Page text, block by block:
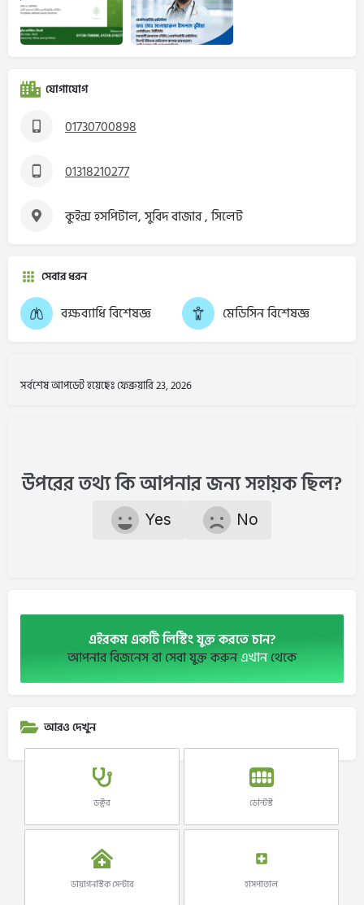
যোগাযোগ
01730700898
01318210277
কুইন্স হসপিটাল, সুবিদ বাজার , সিলেট
সেবার ধরন
বক্ষব্যাধি বিশেষজ্ঞ মেডিসিন বিশেষজ্ঞ
সর্বশেষ আপডেট হয়েছেঃ ফেব্রুয়ারি 23, 2026
উপরের তথ্য কি আপনার জন্য সহায়ক ছিল?
Yes No
এইরকম একটি লিস্টিং যুক্ত করতে চান?
আপনার বিজনেস বা সেবা যুক্ত করুনএখানথেকে
আরও দেখুন
ডক্টর ডেন্টিস্ট
ডায়াগনস্টিক সেন্টার হাসপাতাল